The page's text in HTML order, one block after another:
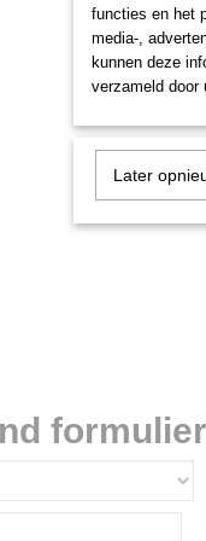
functies en het
media-,
kunnen deze
verzameld door
Later